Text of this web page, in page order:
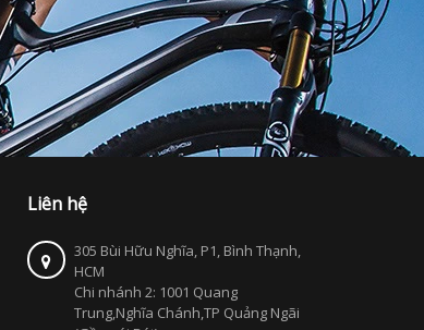
Liên hệ
305 Bùi Hữu Nghĩa, P1, Bình Thạnh,
HCM
Chi nhánh 2: 1001 Quang
Trung,Nghĩa Chánh,TP Quảng Ngãi